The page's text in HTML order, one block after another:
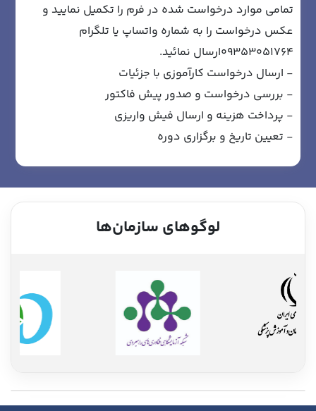
تمامی موارد درخواست شده در فرم را تکمیل نمایید و
عکس درخواست را به شماره واتساپ یا تلگرام
09353051764ارسال نمائید.
- ارسال درخواست کارآموزی با جزئیات
- بررسی درخواست و صدور پیش فاکتور
- پرداخت هزینه و ارسال فیش واریزی
- تعیین تاریخ و برگزاری دوره
لوگوهای سازمان‌ها